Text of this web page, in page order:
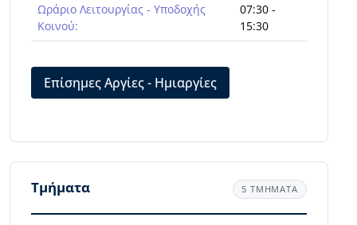
Ωράριο Λειτουργίας - Υποδοχής
Κοινού:
07:30 -
15:30
Επίσημες Αργίες - Ημιαργίες
Τμήματα 5 ΤΜΗΜΑΤΑ